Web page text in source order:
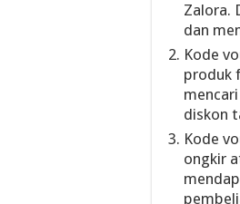
Zalora.
dan
Kode
produk
diskon
Kode
ongkir